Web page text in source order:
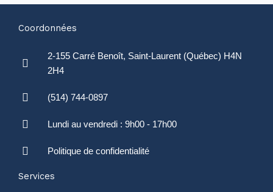
Coordonnées
2-155 Carré Benoît, Saint-Laurent (Québec) H4N
2H4
(514) 744-0897
Lundi au vendredi : 9h00 - 17h00
Politique de confidentialité
Services